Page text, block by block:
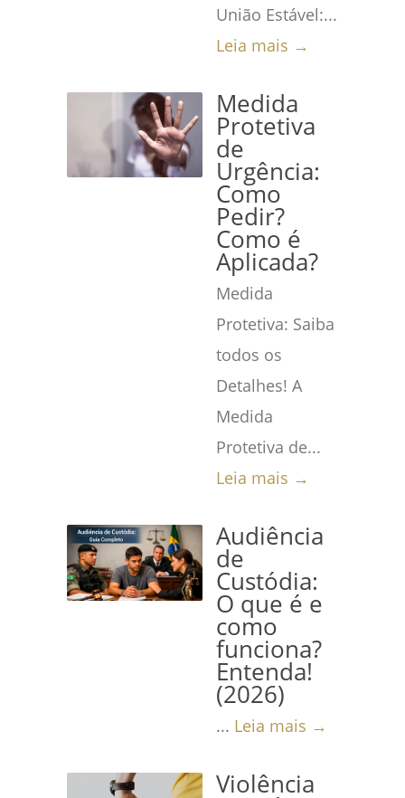
União Estável:...
Leia mais →
Medida
Protetiva
de
Urgência:
Como
Pedir?
Como é
Aplicada?
Medida
Protetiva: Saiba
todos os
Detalhes! A
Medida
Protetiva de...
Leia mais →
Audiência
de
Custódia:
O que é e
como
funciona?
Entenda!
(2026)
... Leia mais →
Violência